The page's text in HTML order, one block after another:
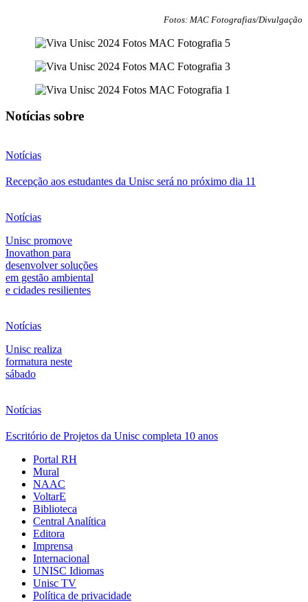
Fotos: MAC Fotografias/Divulgação
Notícias sobre
Notícias
Recepção aos estudantes da Unisc será no próximo dia 11
Notícias
Unisc promove
Inovathon para
desenvolver soluções
em gestão ambiental
e cidades resilientes
Notícias
Unisc realiza
formatura neste
sábado
Notícias
Escritório de Projetos da Unisc completa 10 anos
Portal RH
Mural
NAAC
VoltarE
Biblioteca
Central Analítica
Editora
Imprensa
Internacional
UNISC Idiomas
Unisc TV
Política de privacidade